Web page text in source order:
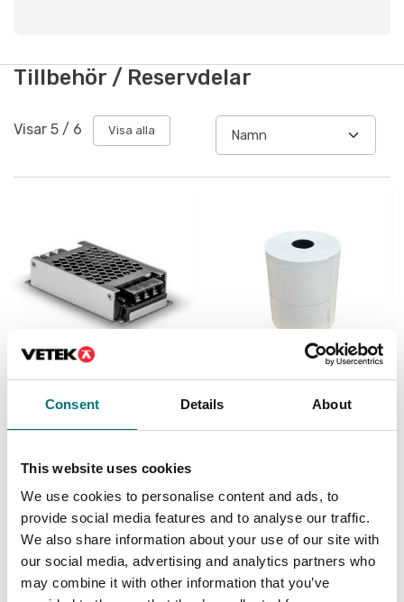
Consent Details About
This website uses cookies
We use cookies to personalise content and ads, to
provide social media features and to analyse our traffic.
We also share information about your use of our site with
our social media, advertising and analytics partners who
may combine it with other information that you’ve
Tillbehör / Reservdelar
Visar 5 / 6 Visa alla
Nätdel Dini
Pris från: 1 199 kr
Printerrulle 1st, 57mm